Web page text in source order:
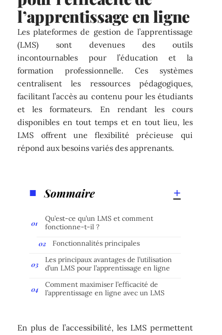
l’apprentissage en ligne
Les plateformes de gestion de l’apprentissage
(LMS) sont devenues des outils
incontournables pour l’éducation et la
formation professionnelle. Ces systèmes
centralisent les ressources pédagogiques,
facilitant l’accès au contenu pour les étudiants
et les formateurs. En rendant les cours
disponibles en tout temps et en tout lieu, les
LMS offrent une flexibilité précieuse qui
répond aux besoins variés des apprenants.
Sommaire
Qu’est-ce qu’un LMS et comment
fonctionne-t-il ?
Fonctionnalités principales
Les principaux avantages de l’utilisation
d’un LMS pour l’apprentissage en ligne
Comment maximiser l’efficacité de
l’apprentissage en ligne avec un LMS
En plus de l’accessibilité, les LMS permettent